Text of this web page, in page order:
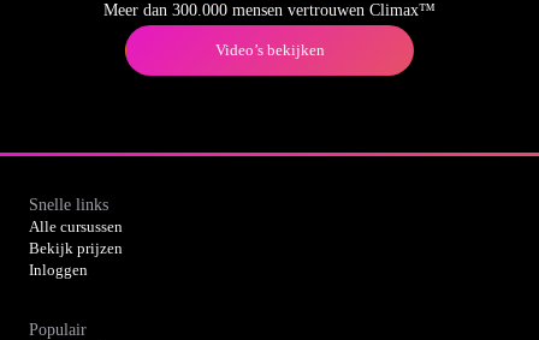
Meer dan 300.000 mensen vertrouwen Climax™
Video’s bekijken
Snelle links
Alle cursussen
Bekijk prijzen
Inloggen
Populair